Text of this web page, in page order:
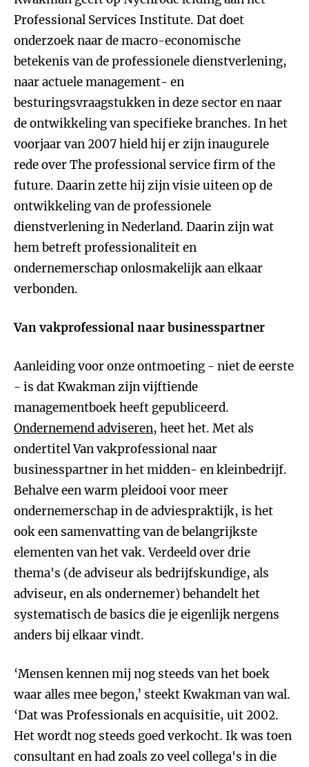
Professional Services Institute. Dat doet
onderzoek naar de macro-economische
betekenis van de professionele dienstverlening,
naar actuele management- en
besturingsvraagstukken in deze sector en naar
de ontwikkeling van specifieke branches. In het
voorjaar van 2007 hield hij er zijn inaugurele
rede over The professional service firm of the
future. Daarin zette hij zijn visie uiteen op de
ontwikkeling van de professionele
dienstverlening in Nederland. Daarin zijn wat
hem betreft professionaliteit en
ondernemerschap onlosmakelijk aan elkaar
verbonden.
Van vakprofessional naar businesspartner
Aanleiding voor onze ontmoeting - niet de eerste
- is dat Kwakman zijn vijftiende
managementboek heeft gepubliceerd.
Ondernemend adviseren, heet het. Met als
ondertitel Van vakprofessional naar
businesspartner in het midden- en kleinbedrijf.
Behalve een warm pleidooi voor meer
ondernemerschap in de adviespraktijk, is het
ook een samenvatting van de belangrijkste
elementen van het vak. Verdeeld over drie
thema's (de adviseur als bedrijfskundige, als
adviseur, en als ondernemer) behandelt het
systematisch de basics die je eigenlijk nergens
anders bij elkaar vindt.
‘Mensen kennen mij nog steeds van het boek
waar alles mee begon,’ steekt Kwakman van wal.
‘Dat was Professionals en acquisitie, uit 2002.
Het wordt nog steeds goed verkocht. Ik was toen
consultant en had zoals zo veel collega's in die